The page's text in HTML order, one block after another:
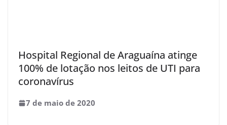
Hospital Regional de Araguaína atinge
100% de lotação nos leitos de UTI para
coronavírus
7 de maio de 2020